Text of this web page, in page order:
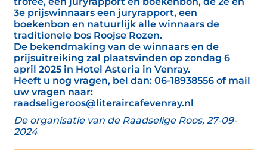
3e prijswinnaars een juryrapport, een
boekenbon en natuurlijk alle winnaars de
traditionele bos Roojse Rozen.
De bekendmaking van de winnaars en de
prijsuitreiking zal plaatsvinden op zondag 6
april 2025 in Hotel Asteria in Venray.
Heeft u nog vragen, bel dan: 06-18938556 of mail
uw vragen naar:
raadseligeroos@literaircafevenray.nl
De organisatie van de Raadselige Roos, 27-09-
2024